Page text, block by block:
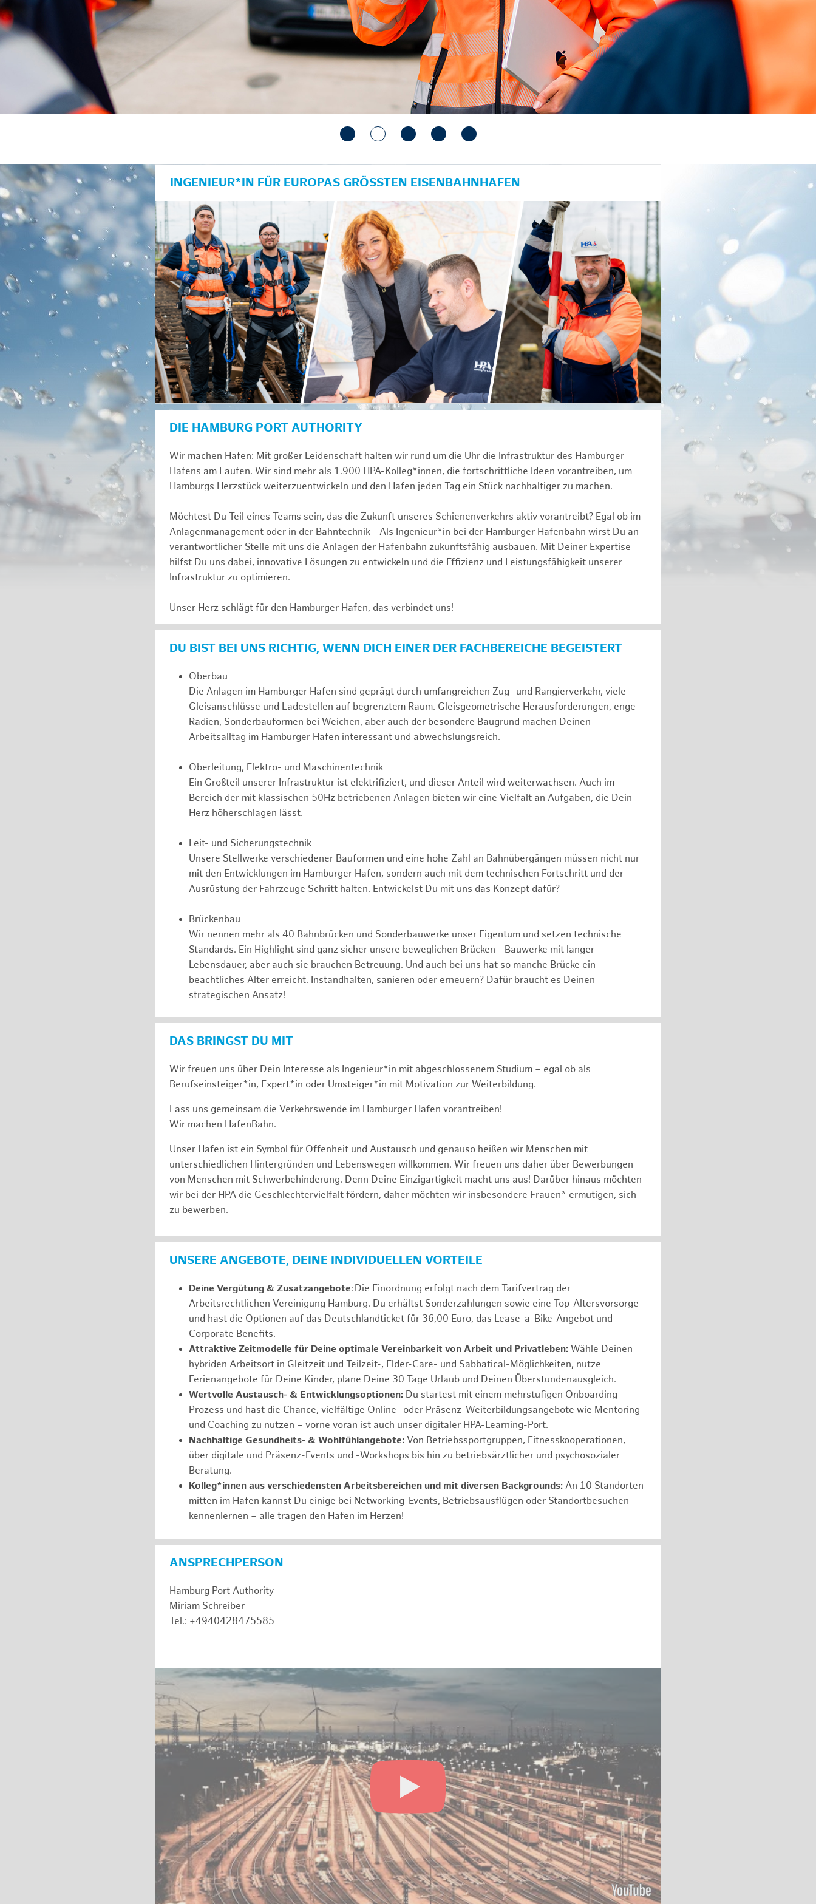
anzeigen/schließen
INGENIEUR*IN FÜR EUROPAS GRÖSSTEN EISENBAHNHAFEN
DIE HAMBURG PORT AUTHORITY
Wir machen Hafen: Mit großer Leidenschaft halten wir rund um die Uhr die Infrastruktur des Hamburger
Hafens am Laufen. Wir sind mehr als 1.900 HPA-Kolleg*innen, die fortschrittliche Ideen vorantreiben, um
Hamburgs Herzstück weiterzuentwickeln und den Hafen jeden Tag ein Stück nachhaltiger zu machen.
Möchtest Du Teil eines Teams sein, das die Zukunft unseres Schienenverkehrs aktiv vorantreibt? Egal ob im
Anlagenmanagement oder in der Bahntechnik - Als Ingenieur*in bei der Hamburger Hafenbahn wirst Du an
verantwortlicher Stelle mit uns die Anlagen der Hafenbahn zukunftsfähig ausbauen. Mit Deiner Expertise
hilfst Du uns dabei, innovative Lösungen zu entwickeln und die Effizienz und Leistungsfähigkeit unserer
Infrastruktur zu optimieren.
Unser Herz schlägt für den Hamburger Hafen, das verbindet uns!
DU BIST BEI UNS RICHTIG, WENN DICH EINER DER FACHBEREICHE BEGEISTERT
Oberbau
Die Anlagen im Hamburger Hafen sind geprägt durch umfangreichen Zug- und Rangierverkehr, viele
Gleisanschlüsse und Ladestellen auf begrenztem Raum. Gleisgeometrische Herausforderungen, enge
Radien, Sonderbauformen bei Weichen, aber auch der besondere Baugrund machen Deinen
Arbeitsalltag im Hamburger Hafen interessant und abwechslungsreich.
Oberleitung, Elektro- und Maschinentechnik
Ein Großteil unserer Infrastruktur ist elektrifiziert, und dieser Anteil wird weiterwachsen. Auch im
Bereich der mit klassischen 50Hz betriebenen Anlagen bieten wir eine Vielfalt an Aufgaben, die Dein
Herz höherschlagen lässt.
Leit- und Sicherungstechnik
Unsere Stellwerke verschiedener Bauformen und eine hohe Zahl an Bahnübergängen müssen nicht nur
mit den Entwicklungen im Hamburger Hafen, sondern auch mit dem technischen Fortschritt und der
Ausrüstung der Fahrzeuge Schritt halten. Entwickelst Du mit uns das Konzept dafür?
Brückenbau
Wir nennen mehr als 40 Bahnbrücken und Sonderbauwerke unser Eigentum und setzen technische
Standards. Ein Highlight sind ganz sicher unsere beweglichen Brücken - Bauwerke mit langer
Lebensdauer, aber auch sie brauchen Betreuung. Und auch bei uns hat so manche Brücke ein
beachtliches Alter erreicht. Instandhalten, sanieren oder erneuern? Dafür braucht es Deinen
strategischen Ansatz!
DAS BRINGST DU MIT
Wir freuen uns über Dein Interesse als Ingenieur*in mit abgeschlossenem Studium – egal ob als
Berufseinsteiger*in, Expert*in oder Umsteiger*in mit Motivation zur Weiterbildung.
Lass uns gemeinsam die Verkehrswende im Hamburger Hafen vorantreiben!
Wir machen HafenBahn.
Unser Hafen ist ein Symbol für Offenheit und Austausch und genauso heißen wir Menschen mit
unterschiedlichen Hintergründen und Lebenswegen willkommen. Wir freuen uns daher über Bewerbungen
von Menschen mit Schwerbehinderung. Denn Deine Einzigartigkeit macht uns aus! Darüber hinaus möchten
wir bei der HPA die Geschlechtervielfalt fördern, daher möchten wir insbesondere Frauen* ermutigen, sich
zu bewerben.
UNSERE ANGEBOTE, DEINE INDIVIDUELLEN VORTEILE
Deine Vergütung & Zusatzangebote: Die Einordnung erfolgt nach dem Tarifvertrag der
Arbeitsrechtlichen Vereinigung Hamburg. Du erhältst Sonderzahlungen sowie eine Top-Altersvorsorge
und hast die Optionen auf das Deutschlandticket für 36,00 Euro, das Lease-a-Bike-Angebot und
Corporate Benefits.
Attraktive Zeitmodelle für Deine optimale Vereinbarkeit von Arbeit und Privatleben: Wähle Deinen
hybriden Arbeitsort in Gleitzeit und Teilzeit-, Elder-Care- und Sabbatical-Möglichkeiten, nutze
Ferienangebote für Deine Kinder, plane Deine 30 Tage Urlaub und Deinen Überstundenausgleich.
Wertvolle Austausch- & Entwicklungsoptionen: Du startest mit einem mehrstufigen Onboarding-
Prozess und hast die Chance, vielfältige Online- oder Präsenz-Weiterbildungsangebote wie Mentoring
und Coaching zu nutzen – vorne voran ist auch unser digitaler HPA-Learning-Port.
Nachhaltige Gesundheits- & Wohlfühlangebote: Von Betriebssportgruppen, Fitnesskooperationen,
über digitale und Präsenz-Events und -Workshops bis hin zu betriebsärztlicher und psychosozialer
Beratung.
Kolleg*innen aus verschiedensten Arbeitsbereichen und mit diversen Backgrounds: An 10 Standorten
mitten im Hafen kannst Du einige bei Networking-Events, Betriebsausflügen oder Standortbesuchen
kennenlernen – alle tragen den Hafen im Herzen!
ANSPRECHPERSON
Hamburg Port Authority
Miriam Schreiber
Tel.: +4940428475585